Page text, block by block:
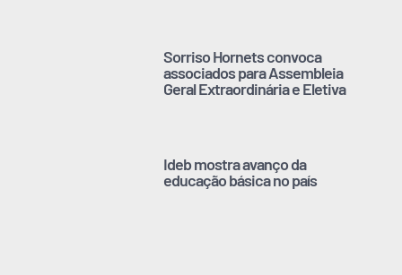
Sorriso Hornets convoca
associados para Assembleia
Geral Extraordinária e Eletiva
Ideb mostra avanço da
educação básica no país